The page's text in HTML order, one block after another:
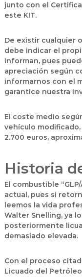
junto con el
este KIT.
De existir cualquier
debe indicar el
informan, pues
apreciación según
informarnos con el
garantice nuestra
El coste medio
vehículo
2.700 euros,
Historia
El combustible
actual, pues si
leemos la vida
Walter Snelling, ya
posteriormente
demasiado elevada.
Con el proceso
Licuado del